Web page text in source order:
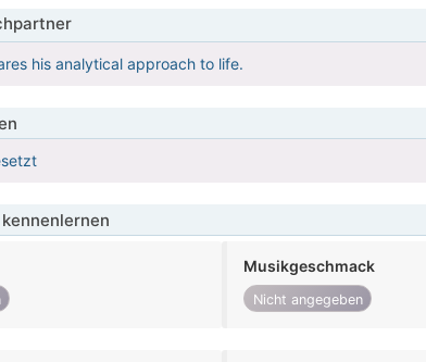
his analytical approach to life.
Musikgeschmack
Nicht angegeben